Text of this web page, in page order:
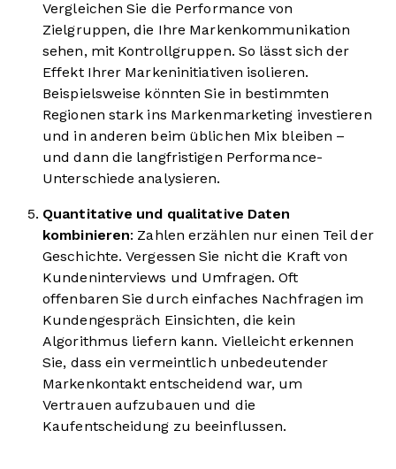
Vergleichen Sie die Performance von
Zielgruppen, die Ihre Markenkommunikation
sehen, mit Kontrollgruppen. So lässt sich der
Effekt Ihrer Markeninitiativen isolieren.
Beispielsweise könnten Sie in bestimmten
Regionen stark ins Markenmarketing investieren
und in anderen beim üblichen Mix bleiben –
und dann die langfristigen Performance-
Unterschiede analysieren.
Quantitative und qualitative Daten
kombinieren: Zahlen erzählen nur einen Teil der
Geschichte. Vergessen Sie nicht die Kraft von
Kundeninterviews und Umfragen. Oft
offenbaren Sie durch einfaches Nachfragen im
Kundengespräch Einsichten, die kein
Algorithmus liefern kann. Vielleicht erkennen
Sie, dass ein vermeintlich unbedeutender
Markenkontakt entscheidend war, um
Vertrauen aufzubauen und die
Kaufentscheidung zu beeinflussen.